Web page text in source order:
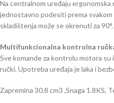
Na centralnom uređaju ergonomska
jednostavno podesiti prema
skladištenja može se okrenuti za 90°.
Multifunkcionalna kontrolna
Sve komande za kontrolu motora
ručki. Upotreba uređaja je laka i
Zapremina 30.8 cm3 ,Snaga 1.8KS,